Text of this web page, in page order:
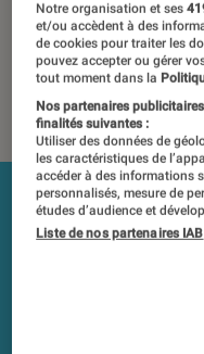
Les responsables de
leur expertise, et aux
précis. Pour en savoir
comparer tous les
Notre organisation et ses
et/ou accèdent à des
de cookies pour traiter les
pouvez accepter ou gérer
tout moment dans la
Nos partenaires
finalités suivantes :
Utiliser des données de
les caractéristiques de
accéder à des informations
personnalisés, mesure de
études d’audience et
Liste de nos partenaires IAB